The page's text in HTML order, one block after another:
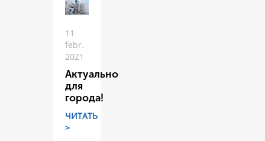
11
febr.
2021
Актуально
для
города!
ЧИТАТЬ
>